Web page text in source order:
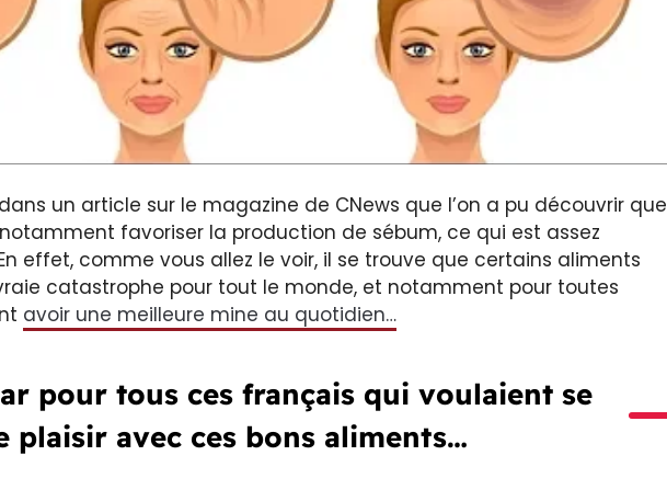
un article sur le magazine de CNews que l’on a pu découvrir que
favoriser la production de sébum, ce qui est assez
effet, comme vous allez le voir, il se trouve que certains aliments
catastrophe pour tout le monde, et notamment pour toutes
avoir une meilleure mine au quotidien…
pour tous ces français qui voulaient se
plaisir avec ces bons aliments…